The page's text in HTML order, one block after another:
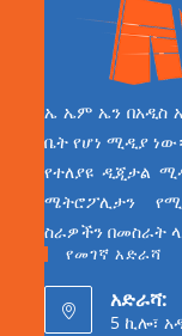
ኤ ኤም ኤን በአዲስ
ቤት የሆነ ሚዲያ
የተለያዩ ዲጂታል
ሜትሮፖሊታን
ስራዎችን በመስራት
የመገኛ አድራሻ
አድራሻ:
5 ኪሎ፣